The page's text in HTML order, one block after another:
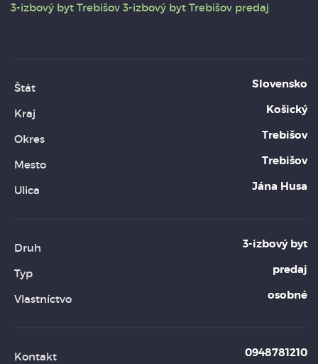
3-izbový byt Trebišov 3-izbový byt Trebišov predaj
Štát Slovensko
Kraj Košický
Okres Trebišov
Mesto Trebišov
Ulica Jána Husa
Druh 3-izbový byt
Typ predaj
Vlastníctvo osobné
Kontakt 0948781210